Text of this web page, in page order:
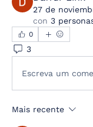
27 de
con 3
0
3
Escreva um
Mais recente